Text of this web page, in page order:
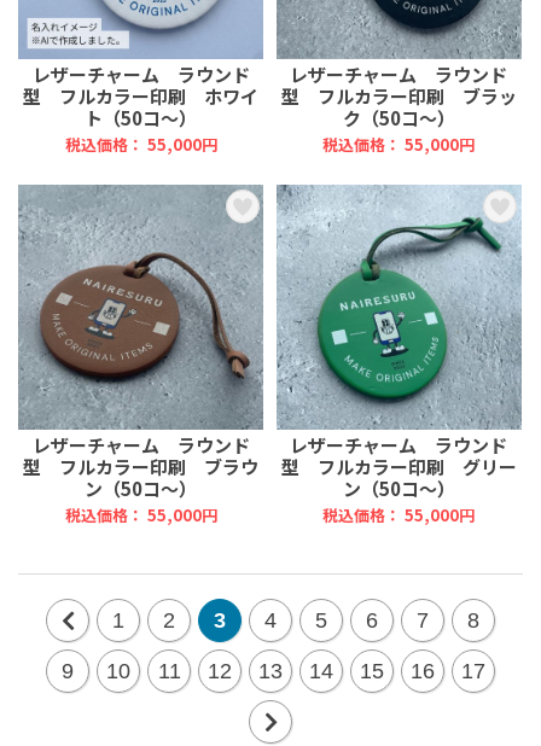
レザーチャーム ラウンド
型 フルカラー印刷 ホワイ
ト（50コ～）
税込価格： 55,000円
レザーチャーム ラウンド
型 フルカラー印刷 ブラッ
ク（50コ～）
税込価格： 55,000円
レザーチャーム ラウンド
型 フルカラー印刷 ブラウ
ン（50コ～）
税込価格： 55,000円
レザーチャーム ラウンド
型 フルカラー印刷 グリー
ン（50コ～）
税込価格： 55,000円
前
1 2 3 4 5 6 7 8
9 10 11 12 13 14 15 16 17